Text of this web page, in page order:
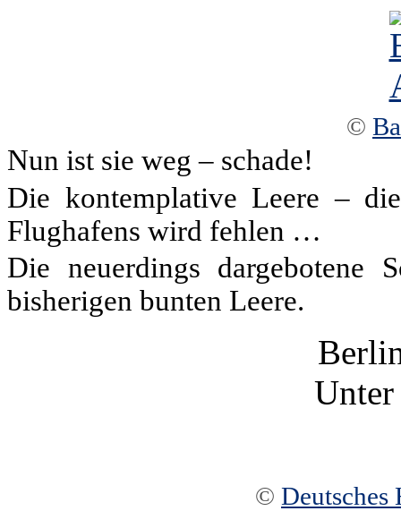
©
Nun ist sie weg – schade!
Die kontemplative Leere –
Flughafens wird fehlen …
Die neuerdings dargebotene
bisherigen bunten Leere.
© Deutsches